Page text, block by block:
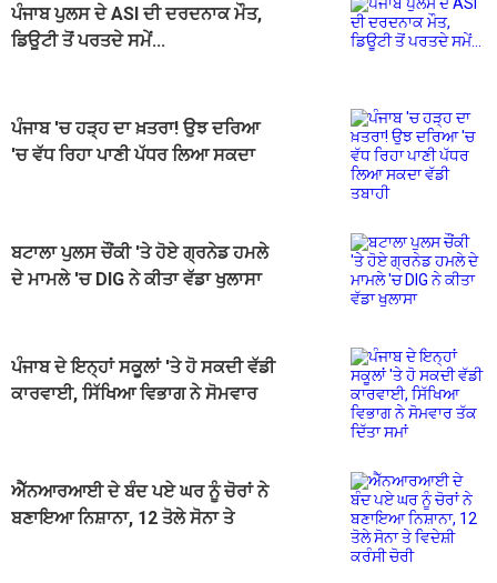
ਪੰਜਾਬ ਪੁਲਸ ਦੇ ASI ਦੀ ਦਰਦਨਾਕ ਮੌਤ,
ਡਿਊਟੀ ਤੋਂ ਪਰਤਦੇ ਸਮੇਂ...
ਪੰਜਾਬ 'ਚ ਹੜ੍ਹ ਦਾ ਖ਼ਤਰਾ! ਉਝ ਦਰਿਆ
'ਚ ਵੱਧ ਰਿਹਾ ਪਾਣੀ ਪੱਧਰ ਲਿਆ ਸਕਦਾ
ਬਟਾਲਾ ਪੁਲਸ ਚੌਂਕੀ 'ਤੇ ਹੋਏ ਗ੍ਰਨੇਡ ਹਮਲੇ
ਦੇ ਮਾਮਲੇ 'ਚ DIG ਨੇ ਕੀਤਾ ਵੱਡਾ ਖੁਲਾਸਾ
ਪੰਜਾਬ ਦੇ ਇਨ੍ਹਾਂ ਸਕੂਲਾਂ 'ਤੇ ਹੋ ਸਕਦੀ ਵੱਡੀ
ਕਾਰਵਾਈ, ਸਿੱਖਿਆ ਵਿਭਾਗ ਨੇ ਸੋਮਵਾਰ
ਐੱਨਆਰਆਈ ਦੇ ਬੰਦ ਪਏ ਘਰ ਨੂੰ ਚੋਰਾਂ ਨੇ
ਬਣਾਇਆ ਨਿਸ਼ਾਨਾ, 12 ਤੋਲੇ ਸੋਨਾ ਤੇ